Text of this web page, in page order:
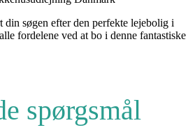
din søgen efter den perfekte lejebolig i
fordelene ved at bo i denne fantastiske
spørgsmål